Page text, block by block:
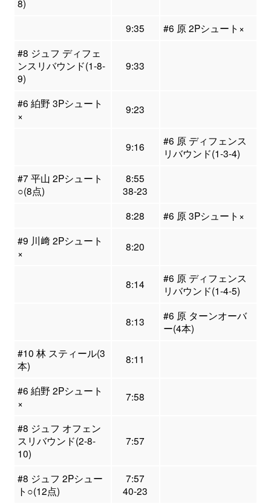
8)
9:35
#6 原 2Pシュート×
#8 ジュフ ディフェ
ンスリバウンド(1-8-
9)
9:33
#6 絈野 3Pシュート
×
9:23
9:16
#6 原 ディフェンス
リバウンド(1-3-4)
#7 平山 2Pシュート
○(8点)
8:55
38-23
8:28
#6 原 3Pシュート×
#9 川﨑 2Pシュート
×
8:20
8:14
#6 原 ディフェンス
リバウンド(1-4-5)
8:13
#6 原 ターンオーバ
ー(4本)
#10 林 スティール(3
本)
8:11
#6 絈野 2Pシュート
×
7:58
#8 ジュフ オフェン
スリバウンド(2-8-
10)
7:57
#8 ジュフ 2Pシュー
ト○(12点)
7:57
40-23